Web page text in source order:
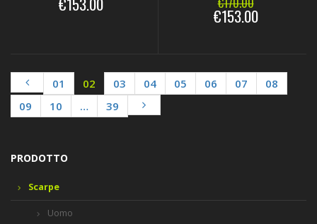
€153.00
01 02 03 04 05 06 07
08
09
10 … 39
PRODOTTO
Scarpe
Uomo